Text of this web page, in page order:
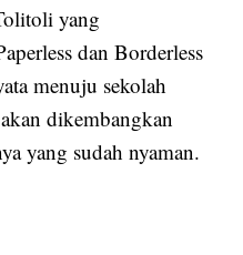
yang
dan Borderless
menuju sekolah
dikembangkan
yang sudah nyaman.